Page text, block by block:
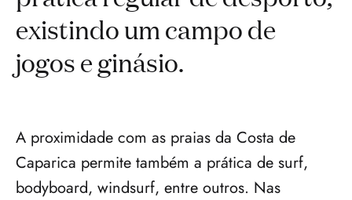
existindo um campo de
jogos e ginásio.
A proximidade com as praias da Costa de
Caparica permite também a prática de surf,
bodyboard, windsurf, entre outros. Nas